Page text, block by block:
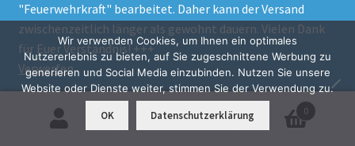
"Feuerwehrkraft" bearbeitet. Daher kann der Versand
zwischenzeitlich länger als gewohnt dauern. Vielen Dank
für Euer Verständnis! +++
Verwerfen
1 2 3 4 5
Ihr G-Klasse Baumuster
0
Wir verwenden Cookies, um Ihnen ein optimales
Nutzererlebnis zu bieten, auf Sie zugeschnittene Werbung zu
generieren und Social Media einzubinden. Nutzen Sie unsere
Website oder Dienste weiter, stimmen Sie der Verwendung zu.
OK Datenschutzerklärung